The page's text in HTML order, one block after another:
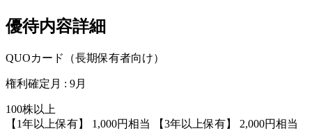
優待内容詳細
QUOカード（長期保有者向け）
権利確定月 : 9月
100株以上
【1年以上保有】 1,000円相当 【3年以上保有】 2,000円相当